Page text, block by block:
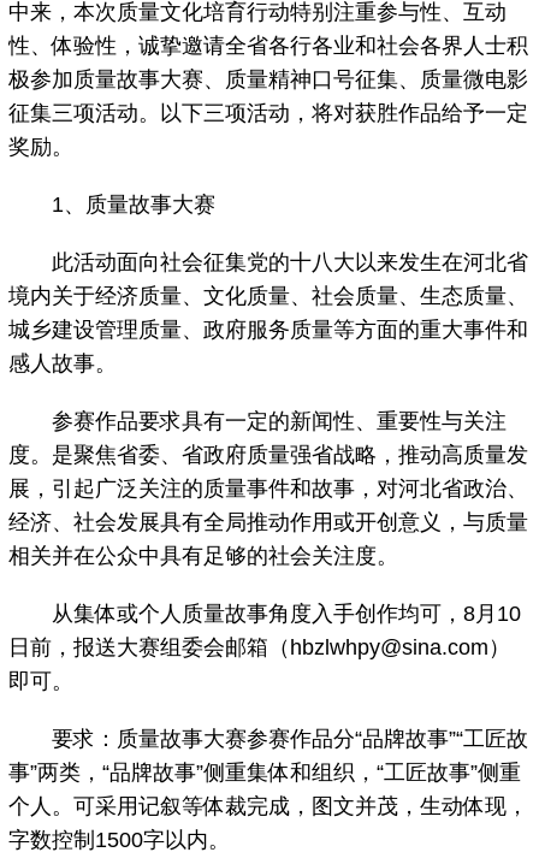
中来，本次质量文化培育行动特别注重参与性、互动
性、体验性，诚挚邀请全省各行各业和社会各界人士积
极参加质量故事大赛、质量精神口号征集、质量微电影
征集三项活动。以下三项活动，将对获胜作品给予一定
奖励。
1、质量故事大赛
此活动面向社会征集党的十八大以来发生在河北省
境内关于经济质量、文化质量、社会质量、生态质量、
城乡建设管理质量、政府服务质量等方面的重大事件和
感人故事。
参赛作品要求具有一定的新闻性、重要性与关注
度。是聚焦省委、省政府质量强省战略，推动高质量发
展，引起广泛关注的质量事件和故事，对河北省政治、
经济、社会发展具有全局推动作用或开创意义，与质量
相关并在公众中具有足够的社会关注度。
从集体或个人质量故事角度入手创作均可，8月10
日前，报送大赛组委会邮箱（hbzlwhpy@sina.com）
即可。
要求：质量故事大赛参赛作品分“品牌故事”“工匠故
事”两类，“品牌故事”侧重集体和组织，“工匠故事”侧重
个人。可采用记叙等体裁完成，图文并茂，生动体现，
字数控制1500字以内。